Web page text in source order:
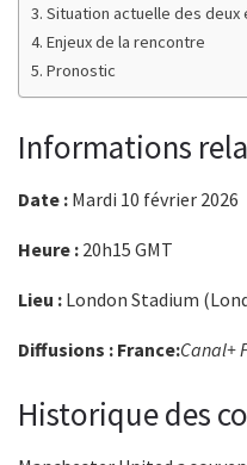
Situation actuelle des deux
Enjeux de la rencontre
Pronostic
Informations
Date : Mardi 10 février 2026
Heure : 20h15 GMT
Lieu : London Stadium
Diffusions : France:Canal+
Historique des